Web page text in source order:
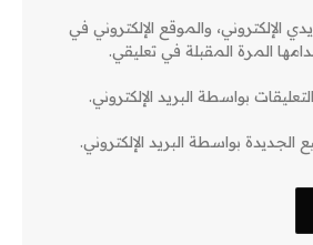
الإلكتروني، والموقع الإلكتروني في
المرة المقبلة في تعليقي.
بواسطة البريد الإلكتروني.
الجديدة بواسطة البريد الإلكتروني.